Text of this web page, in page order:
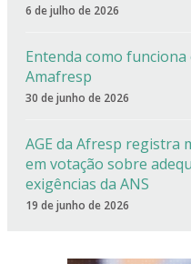
6 de julho de 2026
Entenda como
Amafresp
30 de junho de 2026
AGE da Afresp registra
em votação sobre
exigências da ANS
19 de junho de 2026